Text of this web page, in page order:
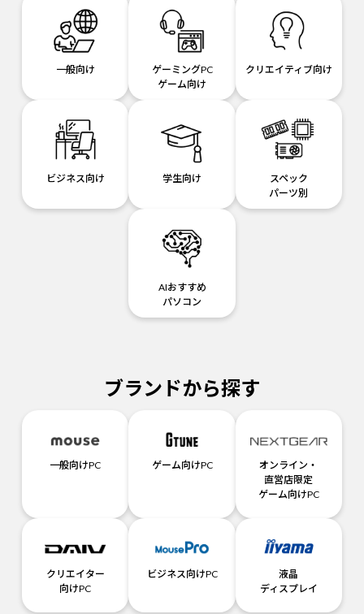
一般向け
ゲーミングPC
ゲーム向け
クリエイティブ向け
ビジネス向け 学生向け
スペック
パーツ別
AIおすすめ
パソコン
ブランドから探す
一般向けPC ゲーム向けPC
オンライン・
直営店限定
ゲーム向けPC
クリエイター
向けPC
ビジネス向けPC
液晶
ディスプレイ